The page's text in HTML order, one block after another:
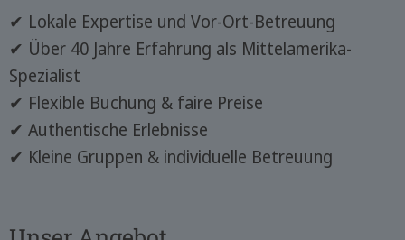
✔ Lokale Expertise und Vor-Ort-Betreuung
✔ Über 40 Jahre Erfahrung als Mittelamerika-
Spezialist
✔ Flexible Buchung & faire Preise
✔ Authentische Erlebnisse
✔ Kleine Gruppen & individuelle Betreuung